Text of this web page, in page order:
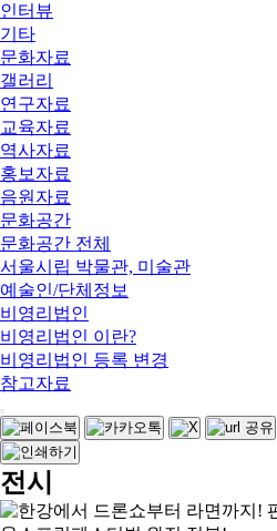
인터뷰
기타
문화자료
갤러리
연구자료
교육자료
역사자료
홍보자료
음원자료
문화공간
문화공간 전체
서울시립 박물관, 미술관
예술인/단체정보
비영리법인
비영리법인 이란?
비영리법인 등록 변경
참고자료
전시